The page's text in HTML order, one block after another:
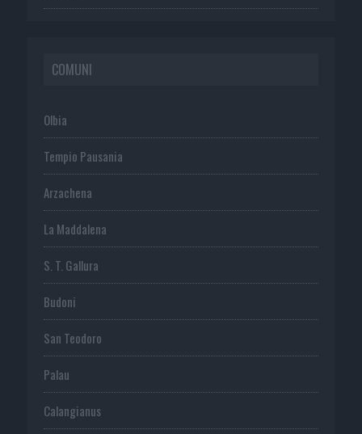
COMUNI
Olbia
Tempio Pausania
Arzachena
La Maddalena
S. T. Gallura
Budoni
San Teodoro
Palau
Calangianus